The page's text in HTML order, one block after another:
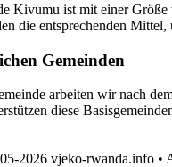
Kivumu ist mit einer
die entsprechenden
Gemeinden
arbeiten wir nach
diese
2026 vjeko-rwanda.info •